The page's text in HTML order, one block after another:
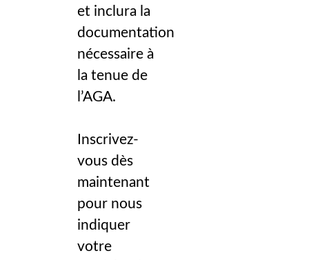
et inclura la
documentation
nécessaire à
la tenue de
l’AGA.
Inscrivez-
vous dès
maintenant
pour nous
indiquer
votre